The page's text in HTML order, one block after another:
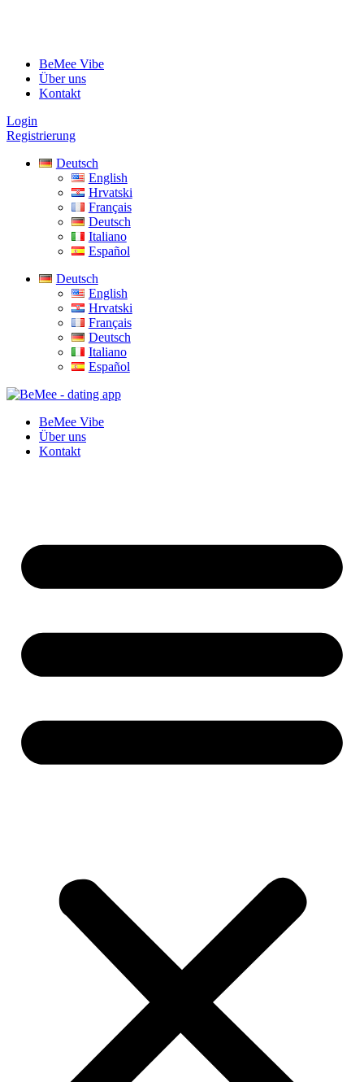
BeMee Vibe
Über uns
Kontakt
Login
Registrierung
Deutsch
English
Hrvatski
Français
Deutsch
Italiano
Español
Deutsch
English
Hrvatski
Français
Deutsch
Italiano
Español
BeMee Vibe
Über uns
Kontakt